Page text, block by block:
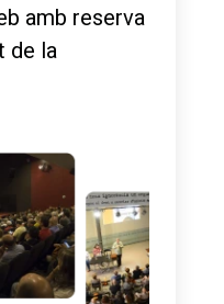
amb reserva
de la